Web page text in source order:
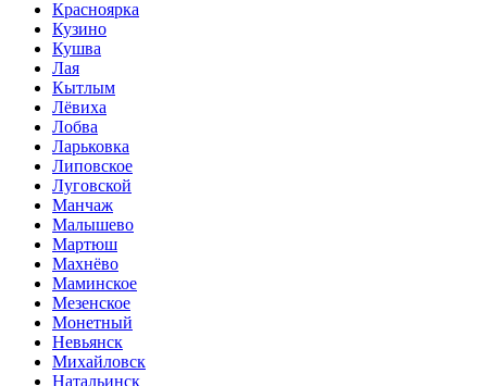
Красноярка
Кузино
Кушва
Лая
Кытлым
Лёвиха
Лобва
Ларьковка
Липовское
Луговской
Манчаж
Малышево
Мартюш
Махнёво
Маминское
Мезенское
Монетный
Невьянск
Михайловск
Натальинск